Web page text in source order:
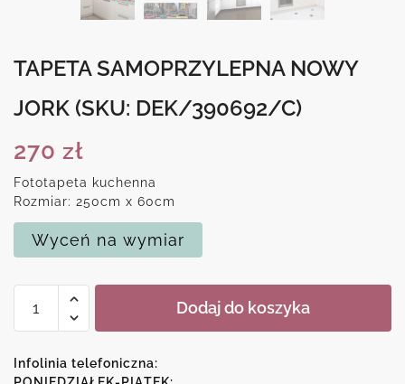
TAPETA SAMOPRZYLEPNA NOWY
JORK (SKU: DEK/390692/C)
270 zł
Fototapeta kuchenna
Rozmiar: 250cm x 60cm
Wyceń na wymiar
Tapeta
Nowy
Dodaj do koszyka
Infolinia telefoniczna: